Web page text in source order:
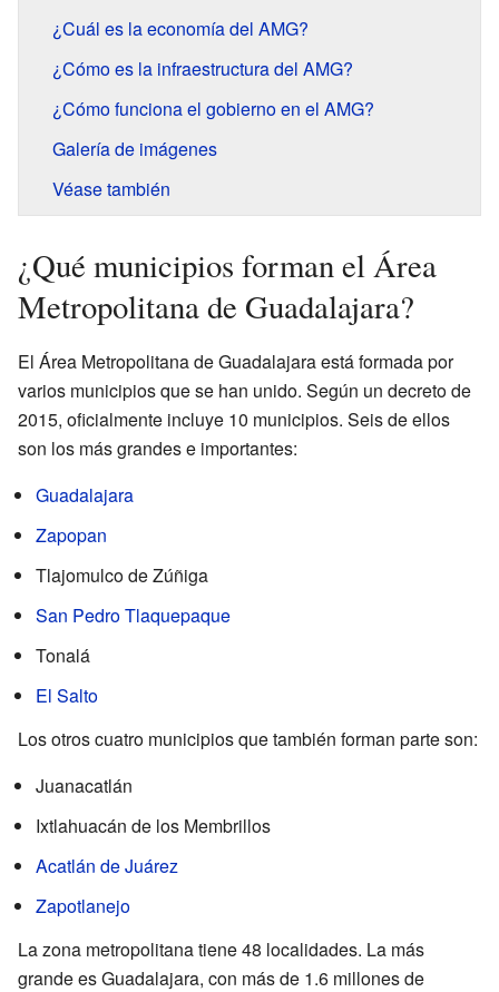
¿Cuál es la economía del AMG?
¿Cómo es la infraestructura del AMG?
¿Cómo funciona el gobierno en el AMG?
Galería de imágenes
Véase también
¿Qué municipios forman el Área
Metropolitana de Guadalajara?
El Área Metropolitana de Guadalajara está formada por
varios municipios que se han unido. Según un decreto de
2015, oficialmente incluye 10 municipios. Seis de ellos
son los más grandes e importantes:
Guadalajara
Zapopan
Tlajomulco de Zúñiga
San Pedro Tlaquepaque
Tonalá
El Salto
Los otros cuatro municipios que también forman parte son:
Juanacatlán
Ixtlahuacán de los Membrillos
Acatlán de Juárez
Zapotlanejo
La zona metropolitana tiene 48 localidades. La más
grande es Guadalajara, con más de 1.6 millones de